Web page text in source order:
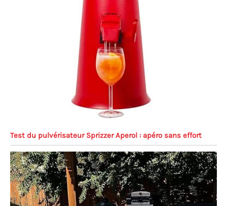
Test du pulvérisateur Sprizzer Aperol : apéro sans effort